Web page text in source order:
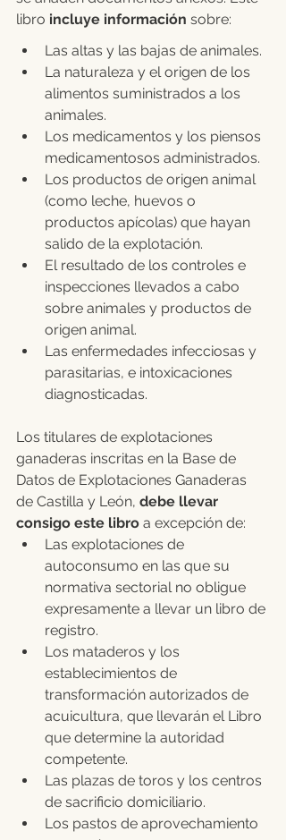
libro incluye información sobre:
Las altas y las bajas de animales.
La naturaleza y el origen de los
alimentos suministrados a los
animales.
Los medicamentos y los piensos
medicamentosos administrados.
Los productos de origen animal
(como leche, huevos o
productos apícolas) que hayan
salido de la explotación.
El resultado de los controles e
inspecciones llevados a cabo
sobre animales y productos de
origen animal.
Las enfermedades infecciosas y
parasitarias, e intoxicaciones
diagnosticadas.
Los titulares de explotaciones
ganaderas inscritas en la Base de
Datos de Explotaciones Ganaderas
de Castilla y León, debe llevar
consigo este libro a excepción de:
Las explotaciones de
autoconsumo en las que su
normativa sectorial no obligue
expresamente a llevar un libro de
registro.
Los mataderos y los
establecimientos de
transformación autorizados de
acuicultura, que llevarán el Libro
que determine la autoridad
competente.
Las plazas de toros y los centros
de sacrificio domiciliario.
Los pastos de aprovechamiento